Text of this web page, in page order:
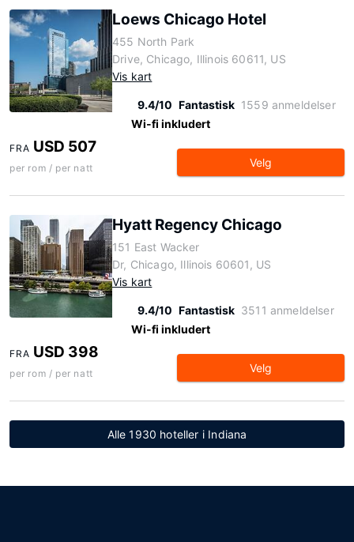
Loews Chicago Hotel
455 North Park
Drive, Chicago, Illinois 60611, US
Vis kart
9.4/10 Fantastisk 1559 anmeldelser
Wi-fi inkludert
FRA USD 507
per rom / per natt Velg
Hyatt Regency Chicago
151 East Wacker
Dr, Chicago, Illinois 60601, US
Vis kart
9.4/10 Fantastisk 3511 anmeldelser
Wi-fi inkludert
FRA USD 398
per rom / per natt Velg
Alle 1930 hoteller i Indiana